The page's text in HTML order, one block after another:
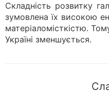
Складність розвитку
зумовлена їх високою
матеріаломісткістю.
Україні зменшується.